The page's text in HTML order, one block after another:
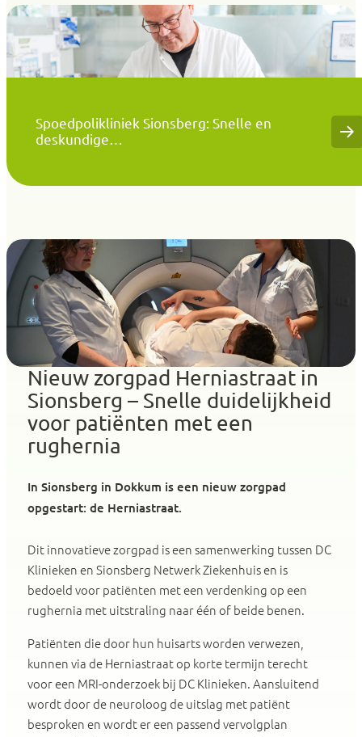
Spoedpolikliniek Sionsberg: Snelle en
deskundige…
Nieuw zorgpad Herniastraat in
Sionsberg – Snelle duidelijkheid
voor patiënten met een
rughernia
In Sionsberg in Dokkum is een nieuw zorgpad
opgestart: de Herniastraat.
Dit innovatieve zorgpad is een samenwerking tussen DC
Klinieken en Sionsberg Netwerk Ziekenhuis en is
bedoeld voor patiënten met een verdenking op een
rughernia met uitstraling naar één of beide benen.
Patiënten die door hun huisarts worden verwezen,
kunnen via de Herniastraat op korte termijn terecht
voor een MRI-onderzoek bij DC Klinieken. Aansluitend
wordt door de neuroloog de uitslag met patiënt
besproken en wordt er een passend vervolgplan